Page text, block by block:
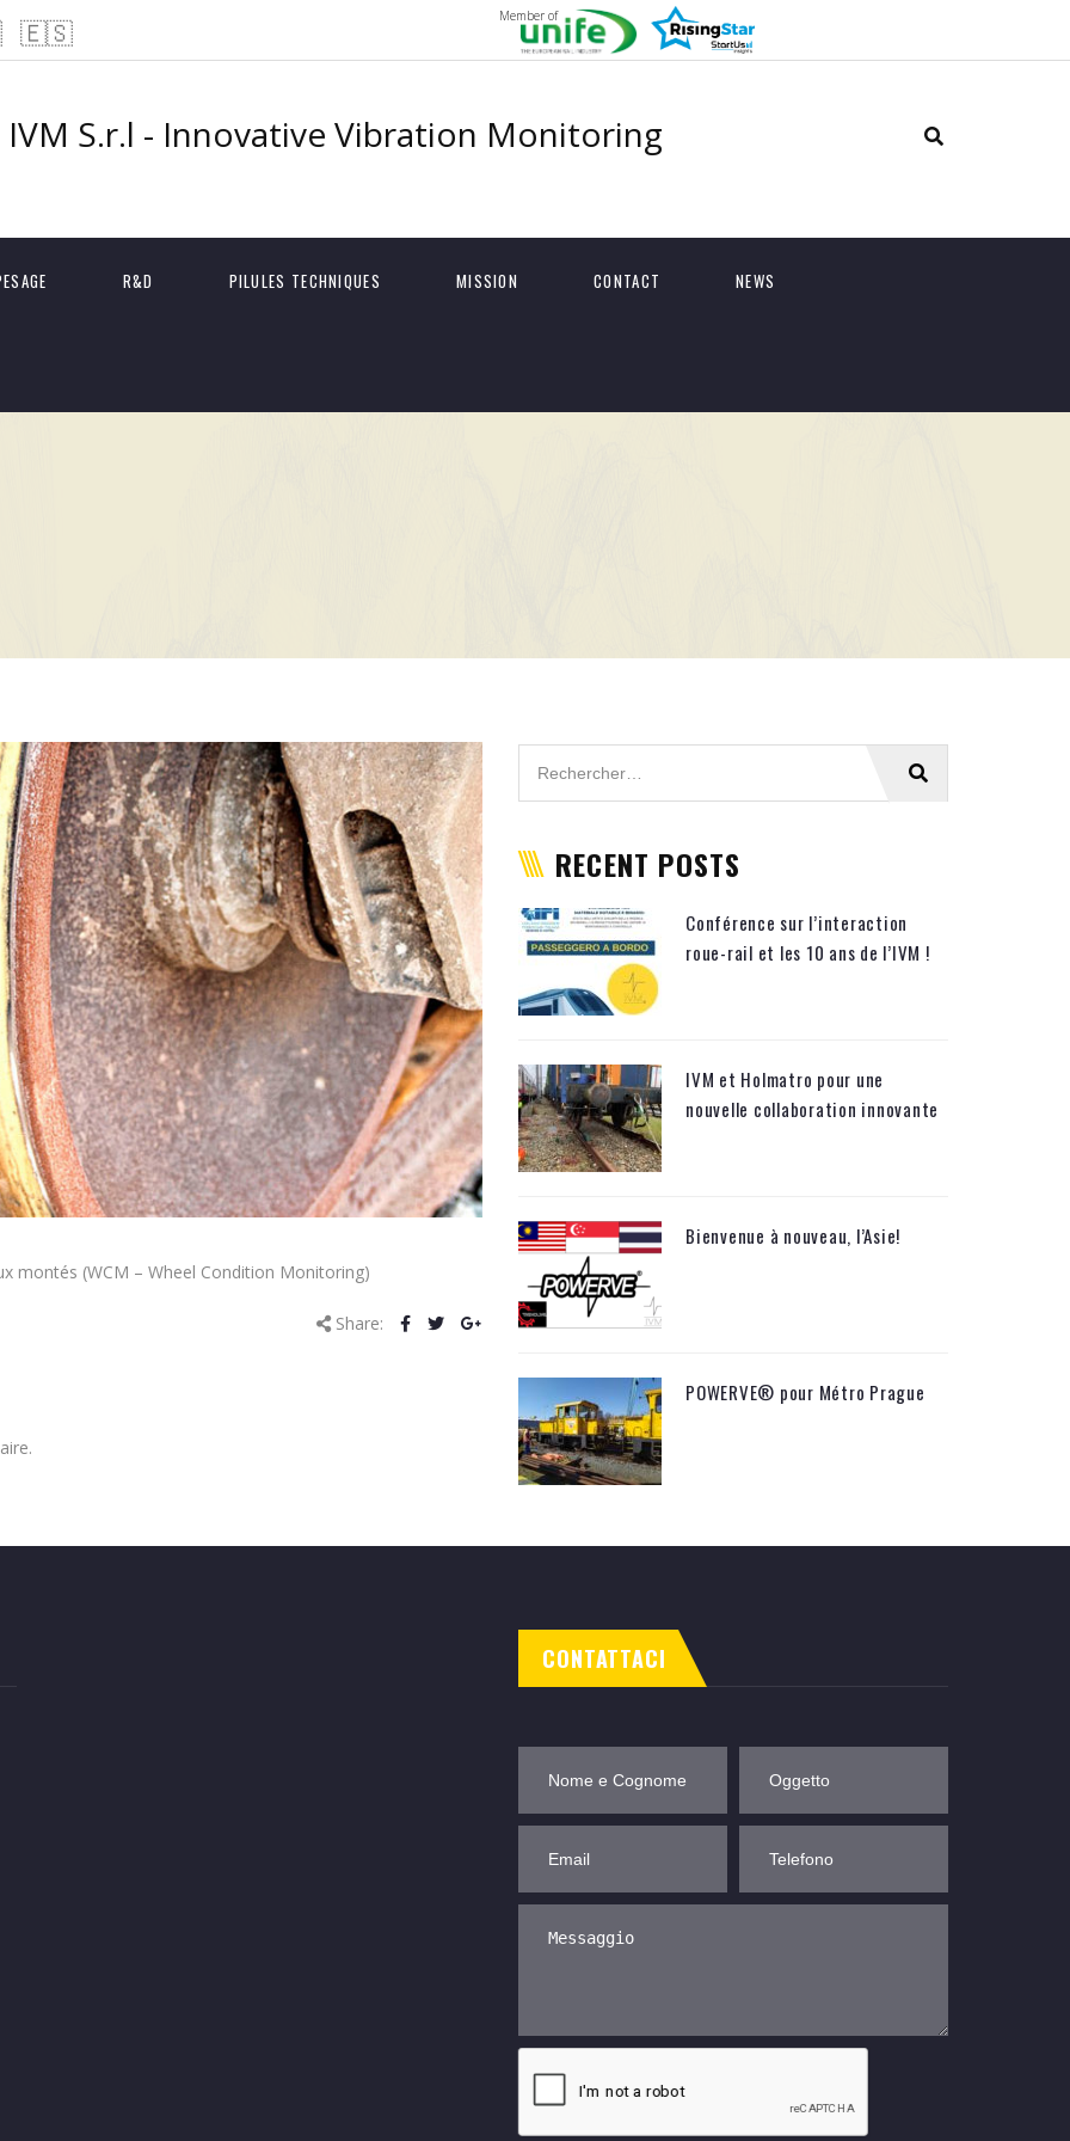
🇪🇸 Member of
IVM S.r.l - Innovative Vibration Monitoring
R&D PILULES TECHNIQUES MISSION CONTACT NEWS
montés (WCM – Wheel Condition Monitoring)
Share:
RECENT POSTS
Conférence sur l’interaction
roue-rail et les 10 ans de l’IVM !
IVM et Holmatro pour une
nouvelle collaboration innovante
Bienvenue à nouveau, l’Asie!
POWERVE® pour Métro Prague
CONTATTACI